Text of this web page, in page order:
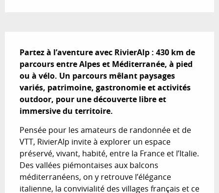
Partez à l’aventure avec RivierAlp : 430 km de
parcours entre Alpes et Méditerranée, à pied
ou à vélo. Un parcours mêlant paysages
variés, patrimoine, gastronomie et activités
outdoor, pour une découverte libre et
immersive du territoire.
Pensée pour les amateurs de randonnée et de
VTT, RivierAlp invite à explorer un espace
préservé, vivant, habité, entre la France et l’Italie.
Des vallées piémontaises aux balcons
méditerranéens, on y retrouve l’élégance
italienne, la convivialité des villages français et ce